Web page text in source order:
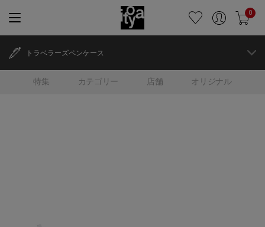
0
特集 カテゴリー 店舗 オリジナル
トラベラーズペンケース